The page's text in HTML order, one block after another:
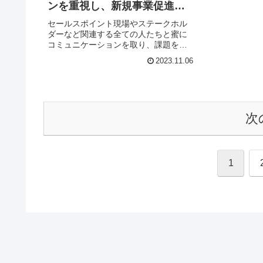
ンを重視し、新規事業促進を
サポート
セールスポイント現場やステークホル
ダーなど関連する全ての人たちと蜜に
コミュニケーションを取り、課題を抽
プの事業促進をサポートできます。経
2023.11.06
次
1